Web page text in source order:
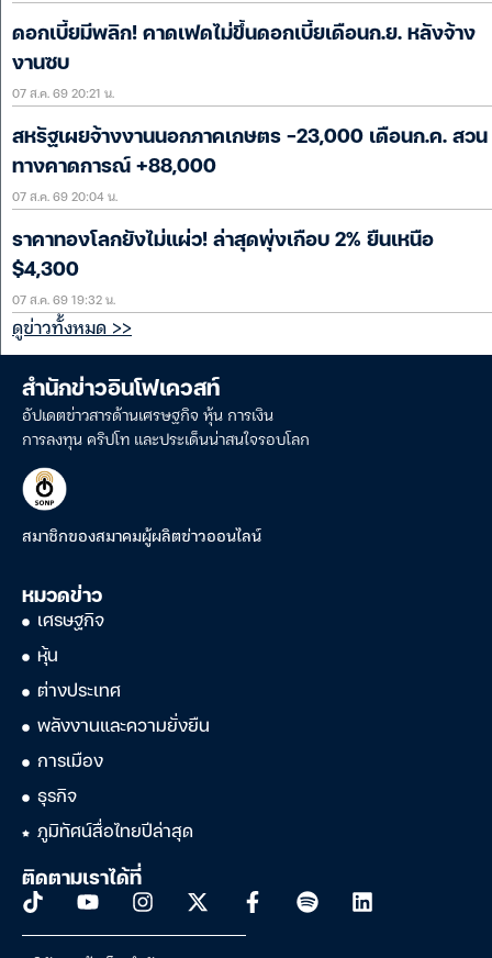
ดอกเบี้ยมีพลิก! คาดเฟดไม่ขึ้นดอกเบี้ยเดือนก.ย. หลังจ้าง
งานซบ
07 ส.ค. 69 20:21 น.
สหรัฐเผยจ้างงานนอกภาคเกษตร -23,000 เดือนก.ค. สวน
ทางคาดการณ์ +88,000
07 ส.ค. 69 20:04 น.
ราคาทองโลกยังไม่แผ่ว! ล่าสุดพุ่งเกือบ 2% ยืนเหนือ
$4,300
07 ส.ค. 69 19:32 น.
ดูข่าวทั้งหมด >>
สำนักข่าวอินโฟเควสท์
อัปเดตข่าวสารด้านเศรษฐกิจ หุ้น การเงิน
การลงทุน คริปโท และประเด็นน่าสนใจรอบโลก
สมาชิกของสมาคมผู้ผลิตข่าวออนไลน์
หมวดข่าว
เศรษฐกิจ
หุ้น
ต่างประเทศ
พลังงานและความยั่งยืน
การเมือง
ธุรกิจ
ภูมิทัศน์สื่อไทยปีล่าสุด
ติดตามเราได้ที่